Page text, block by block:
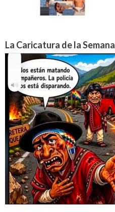
La Caricatura de la Semana